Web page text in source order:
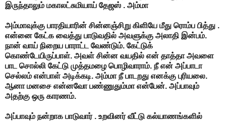
இருந்தாலும் மகாலட்சுமியாய் தேஜஸ் . அம்மா
அம்மாவுக்கு பாரதியாரின் சின்னஞ்சிறு கிளியே மீது ரொம்ப பித்து .
என்னை கேட்க வைத்து பாடுவதில் அவளுக்கு அலாதி இன்பம்.
நான் வாய் நிறைய பாராட்ட வேண்டும். கேட்டுக்
கொண்டேயிருப்பாள். அவள் சின்ன வயதில் என் தாத்தா அவளை
பாட சொல்லி கேட்டு முத்தமழை பொழிவாராம். நீ என் அப்பாடா
செல்லம் என்பாள் அடிக்கடி. அம்மா நீ பாடறது எனக்கு புரியலை.
ஆனா மனசை என்னவோ பண்ணுதும்மா என்பேன். அப்பாவும்
அதற்கு ஒரு காரணம்.
அப்பாவும் நன்றாக பாடுவார் . உறவினர் வீட்டு கல்யாணங்களில்